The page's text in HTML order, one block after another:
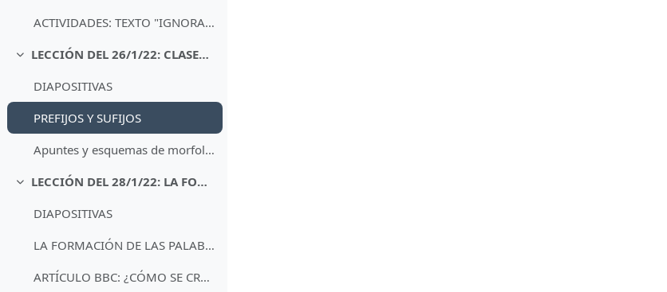
ACTIVIDADES: TEXTO "IGNORANCIA" DE SAVATER
Minimizza
LECCIÓN DEL 26/1/22: CLASES DE PALABRAS II
DIAPOSITIVAS
PREFIJOS Y SUFIJOS
Apuntes y esquemas de morfología
Minimizza
LECCIÓN DEL 28/1/22: LA FORMACIÓN DE LAS PALABRAS
DIAPOSITIVAS
LA FORMACIÓN DE LAS PALABRAS
ARTÍCULO BBC: ¿CÓMO SE CREAN LAS PALABRAS?